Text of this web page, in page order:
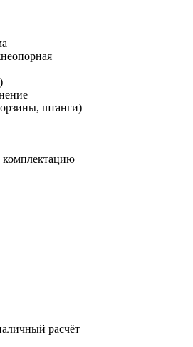
штанги)
комплектацию
расчёт